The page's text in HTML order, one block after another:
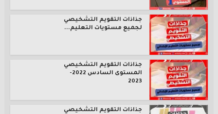
جذاذات التقويم التشخيصي
لجميع مستويات التعليم...
جذاذات التقويم التشخيصي
المستوى السادس 2022-
2023
جذاذات التقويم التشخيصي